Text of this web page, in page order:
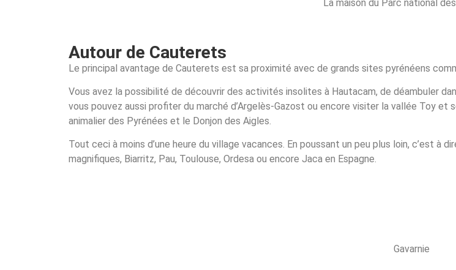
La maison du Parc national
Autour de Cauterets
Le principal avantage de Cauterets est sa proximité avec de grands sites pyrénéens
Vous avez la possibilité de découvrir des activités insolites à Hautacam, de déambuler
vous pouvez aussi profiter du marché d’Argelès-Gazost ou encore visiter la vallée Toy
animalier des Pyrénées et le Donjon des Aigles.
Tout ceci à moins d’une heure du village vacances. En poussant un peu plus loin, c’est à
magnifiques, Biarritz, Pau, Toulouse, Ordesa ou encore Jaca en Espagne.
Gavarnie